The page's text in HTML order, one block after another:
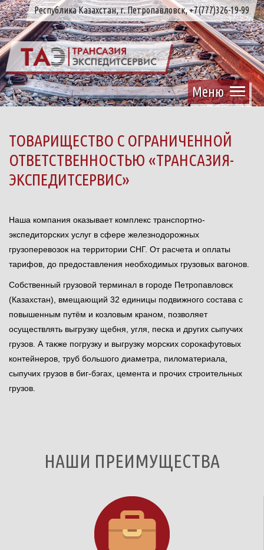
Республика Казахстан, г. Петропавловск, +7(777)326-19-99
Меню
ТОВАРИЩЕСТВО С ОГРАНИЧЕННОЙ
ОТВЕТСТВЕННОСТЬЮ «ТРАНСАЗИЯ-
ЭКСПЕДИТСЕРВИС»
Наша компания оказывает комплекс транспортно-
экспедиторских услуг в сфере железнодорожных
грузоперевозок на территории СНГ. От расчета и оплаты
тарифов, до предоставления необходимых грузовых вагонов.
Собственный грузовой терминал в городе Петропавловск
(Казахстан), вмещающий 32 единицы подвижного состава с
повышенным путём и козловым краном, позволяет
осуществлять выгрузку щебня, угля, песка и других сыпучих
грузов. А также погрузку и выгрузку морских сорокафутовых
контейнеров, труб большого диаметра, пиломатериала,
сыпучих грузов в биг-бэгах, цемента и прочих строительных
грузов.
НАШИ ПРЕИМУЩЕСТВА